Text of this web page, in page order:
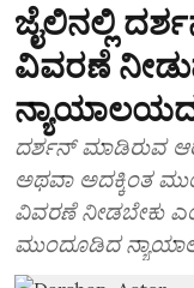
ಜೈಲಿನಲ್ಲಿ
ವಿವರಣೆ
ದರ್ಶನ್‌ ಮಾಡಿರುವ
ಅಥವಾ ಅದಕ್ಕಿಂತ
ವಿವರಣೆ ನೀಡಬೇಕು
ಮುಂದೂಡಿದ